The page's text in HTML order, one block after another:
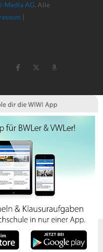
Media AG. Alle
|
Cookies. Indem
nutzen